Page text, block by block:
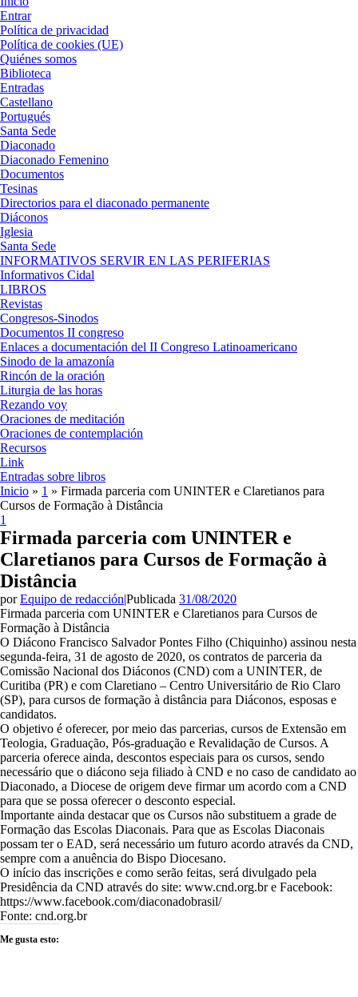
Entrar
Política de privacidad
Política de cookies (UE)
Quiénes somos
Biblioteca
Entradas
Castellano
Portugués
Santa Sede
Diaconado
Diaconado Femenino
Documentos
Tesinas
Directorios para el diaconado permanente
Diáconos
Iglesia
Santa Sede
INFORMATIVOS SERVIR EN LAS PERIFERIAS
Informativos Cidal
LIBROS
Revistas
Congresos-Sinodos
Documentos II congreso
Enlaces a documentación del II Congreso Latinoamericano
Sinodo de la amazonía
Rincón de la oración
Liturgia de las horas
Rezando voy
Oraciones de meditación
Oraciones de contemplación
Recursos
Link
Entradas sobre libros
Inicio » 1 » Firmada parceria com UNINTER e Claretianos para
Cursos de Formação à Distância
1
Firmada parceria com UNINTER e
Claretianos para Cursos de Formação à
Distância
porEquipo de redacción|Publicada 31/08/2020
Firmada parceria com UNINTER e Claretianos para Cursos de
Formação à Distância
O Diácono Francisco Salvador Pontes Filho (Chiquinho) assinou nesta
segunda-feira, 31 de agosto de 2020, os contratos de parceria da
Comissão Nacional dos Diáconos (CND) com a UNINTER, de
Curitiba (PR) e com Claretiano – Centro Universitário de Rio Claro
(SP), para cursos de formação à distância para Diáconos, esposas e
candidatos.
O objetivo é oferecer, por meio das parcerias, cursos de Extensão em
Teologia, Graduação, Pós-graduação e Revalidação de Cursos. A
parceria oferece ainda, descontos especiais para os cursos, sendo
necessário que o diácono seja filiado à CND e no caso de candidato ao
Diaconado, a Diocese de origem deve firmar um acordo com a CND
para que se possa oferecer o desconto especial.
Importante ainda destacar que os Cursos não substituem a grade de
Formação das Escolas Diaconais. Para que as Escolas Diaconais
possam ter o EAD, será necessário um futuro acordo através da CND,
sempre com a anuência do Bispo Diocesano.
O início das inscrições e como serão feitas, será divulgado pela
Presidência da CND através do site: www.cnd.org.br e Facebook:
https://www.facebook.com/diaconadobrasil/
Fonte: cnd.org.br
Me gusta esto: